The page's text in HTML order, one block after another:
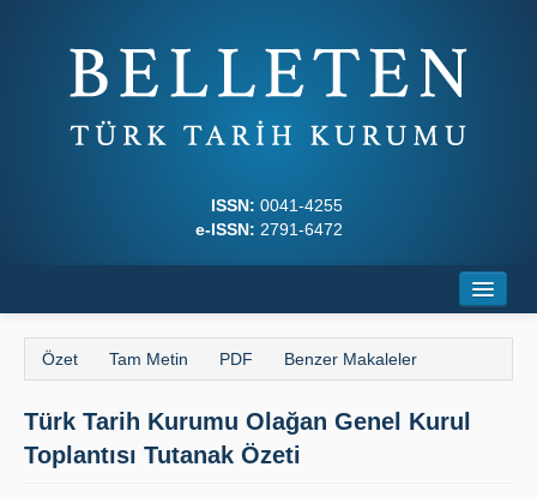
ISSN: 0041-4255
e-ISSN: 2791-6472
Hakkında
Dergi Kurulları
Yazım Kuralları
Özet Tam Metin PDF Benzer Makaleler
Türk Tarih Kurumu Olağan Genel Kurul
Toplantısı Tutanak Özeti